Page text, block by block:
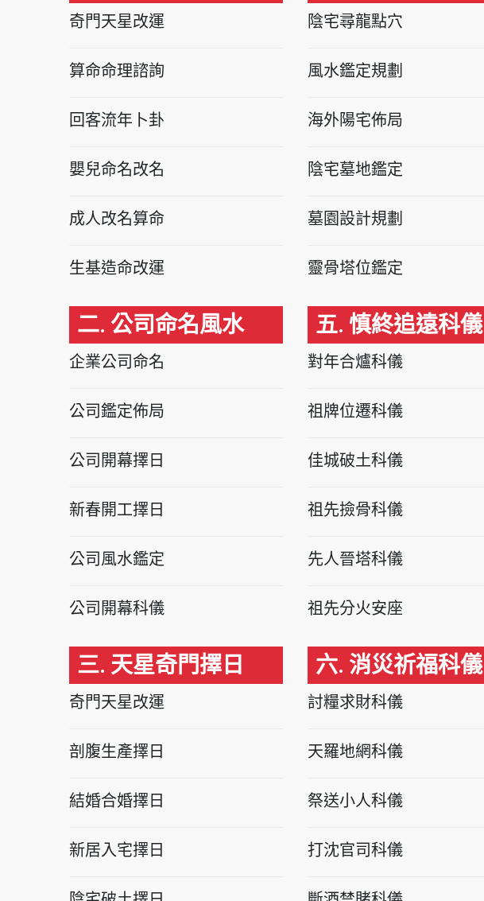
奇門天星改運
算命命理諮詢
回客流年卜卦
嬰兒命名改名
成人改名算命
生基造命改運
二. 公司命名風水
企業公司命名
公司鑑定佈局
公司開幕擇日
新春開工擇日
公司風水鑑定
公司開幕科儀
三. 天星奇門擇日
奇門天星改運
剖腹生產擇日
結婚合婚擇日
新居入宅擇日
陰宅尋龍點穴
風水鑑定規劃
海外陽宅佈局
陰宅墓地鑑定
墓園設計規劃
靈骨塔位鑑定
五. 慎終追遠科儀
對年合爐科儀
祖牌位遷科儀
佳城破土科儀
祖先撿骨科儀
先人晉塔科儀
祖先分火安座
六. 消災祈福科儀
討糧求財科儀
天羅地網科儀
祭送小人科儀
打沈官司科儀